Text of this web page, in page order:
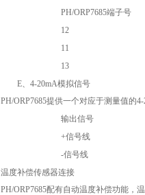
PH/ORP7685端子号
12
11
13
E、 4-20mA模拟信号
PH/ORP7685提供一个对应于测量值的
输出信号
+信号线
-信号线
温度补偿传感器连接
PH/ORP7685配有自动温度补偿功能，